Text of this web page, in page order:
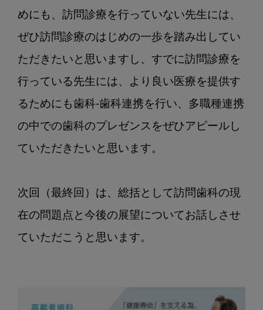
めにも、訪問診療を行っていない先生には、
ぜひ訪問診療のはじめの一歩を踏み出してい
ただきたいと思いますし、すでに訪問診療を
行っている先生には、より良い医療を提供す
るためにも歯科-歯科連携を行い、多職種連携
の中での歯科のプレゼンスをぜひアピールし
ていただきたいと思います。
次回（最終回）は、総括として訪問歯科の現
在の問題点と今後の展望についてお話しさせ
ていただこうと思います。